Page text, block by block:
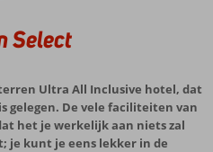
Select
Ultra All Inclusive hotel, dat
gelegen. De vele faciliteiten van
het je werkelijk aan niets zal
je kunt je eens lekker in de